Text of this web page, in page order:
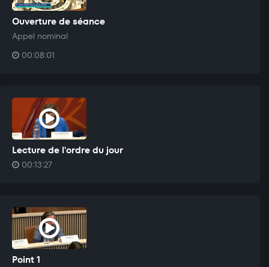
Ouverture de séance
Appel nominal
00:08:01
Lecture de l'ordre du jour
00:13:27
Point 1